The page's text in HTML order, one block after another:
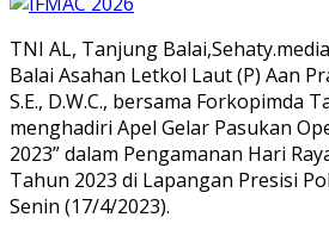
TNI AL, Tanjung
Balai Asahan Letkol Laut (P) Aan
S.E., D.W.C., bersama Forkopimda
menghadiri Apel Gelar Pasukan
2023” dalam Pengamanan Hari
Tahun 2023 di Lapangan Presisi
Senin (17/4/2023).